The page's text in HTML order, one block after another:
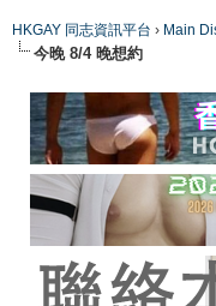
HKGAY 同志資訊平台 › Main
今晚 8/4 晚想約